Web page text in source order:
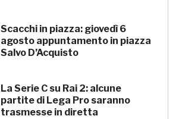
Scacchi in piazza: giovedì 6
agosto appuntamento in piazza
Salvo D’Acquisto
La Serie C su Rai 2: alcune
partite di Lega Pro saranno
trasmesse in diretta